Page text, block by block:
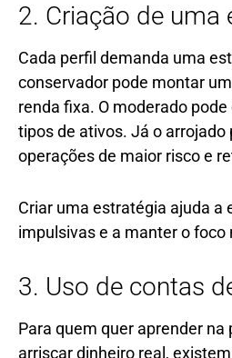
2. Criação de uma
Cada perfil demanda uma
conservador pode montar
renda fixa. O moderado
tipos de ativos. Já o arrojado
operações de maior risco e
Criar uma estratégia ajuda a
impulsivas e a manter o foco
3. Uso de contas
Para quem quer aprender na
arriscar dinheiro real,